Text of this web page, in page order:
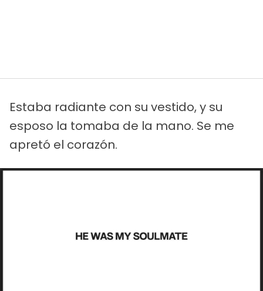
Estaba radiante con su vestido, y su
esposo la tomaba de la mano. Se me
apretó el corazón.